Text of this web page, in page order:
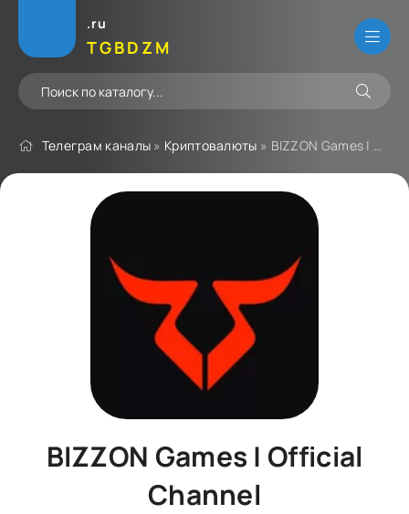
.ru
TGBDZM
Телеграм каналы » Криптовалюты » BIZZON Games | Official Channel
BIZZON Games | Official
Channel